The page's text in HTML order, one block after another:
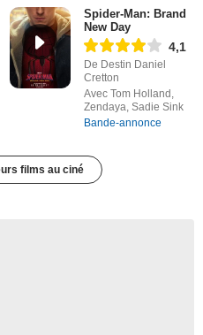
Spider-Man: Brand
New Day
4,1
De Destin Daniel
Cretton
Avec Tom Holland,
Zendaya, Sadie Sink
Bande-annonce
films au ciné